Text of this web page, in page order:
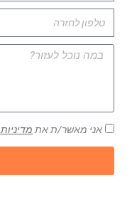
אני מאשר/ת את